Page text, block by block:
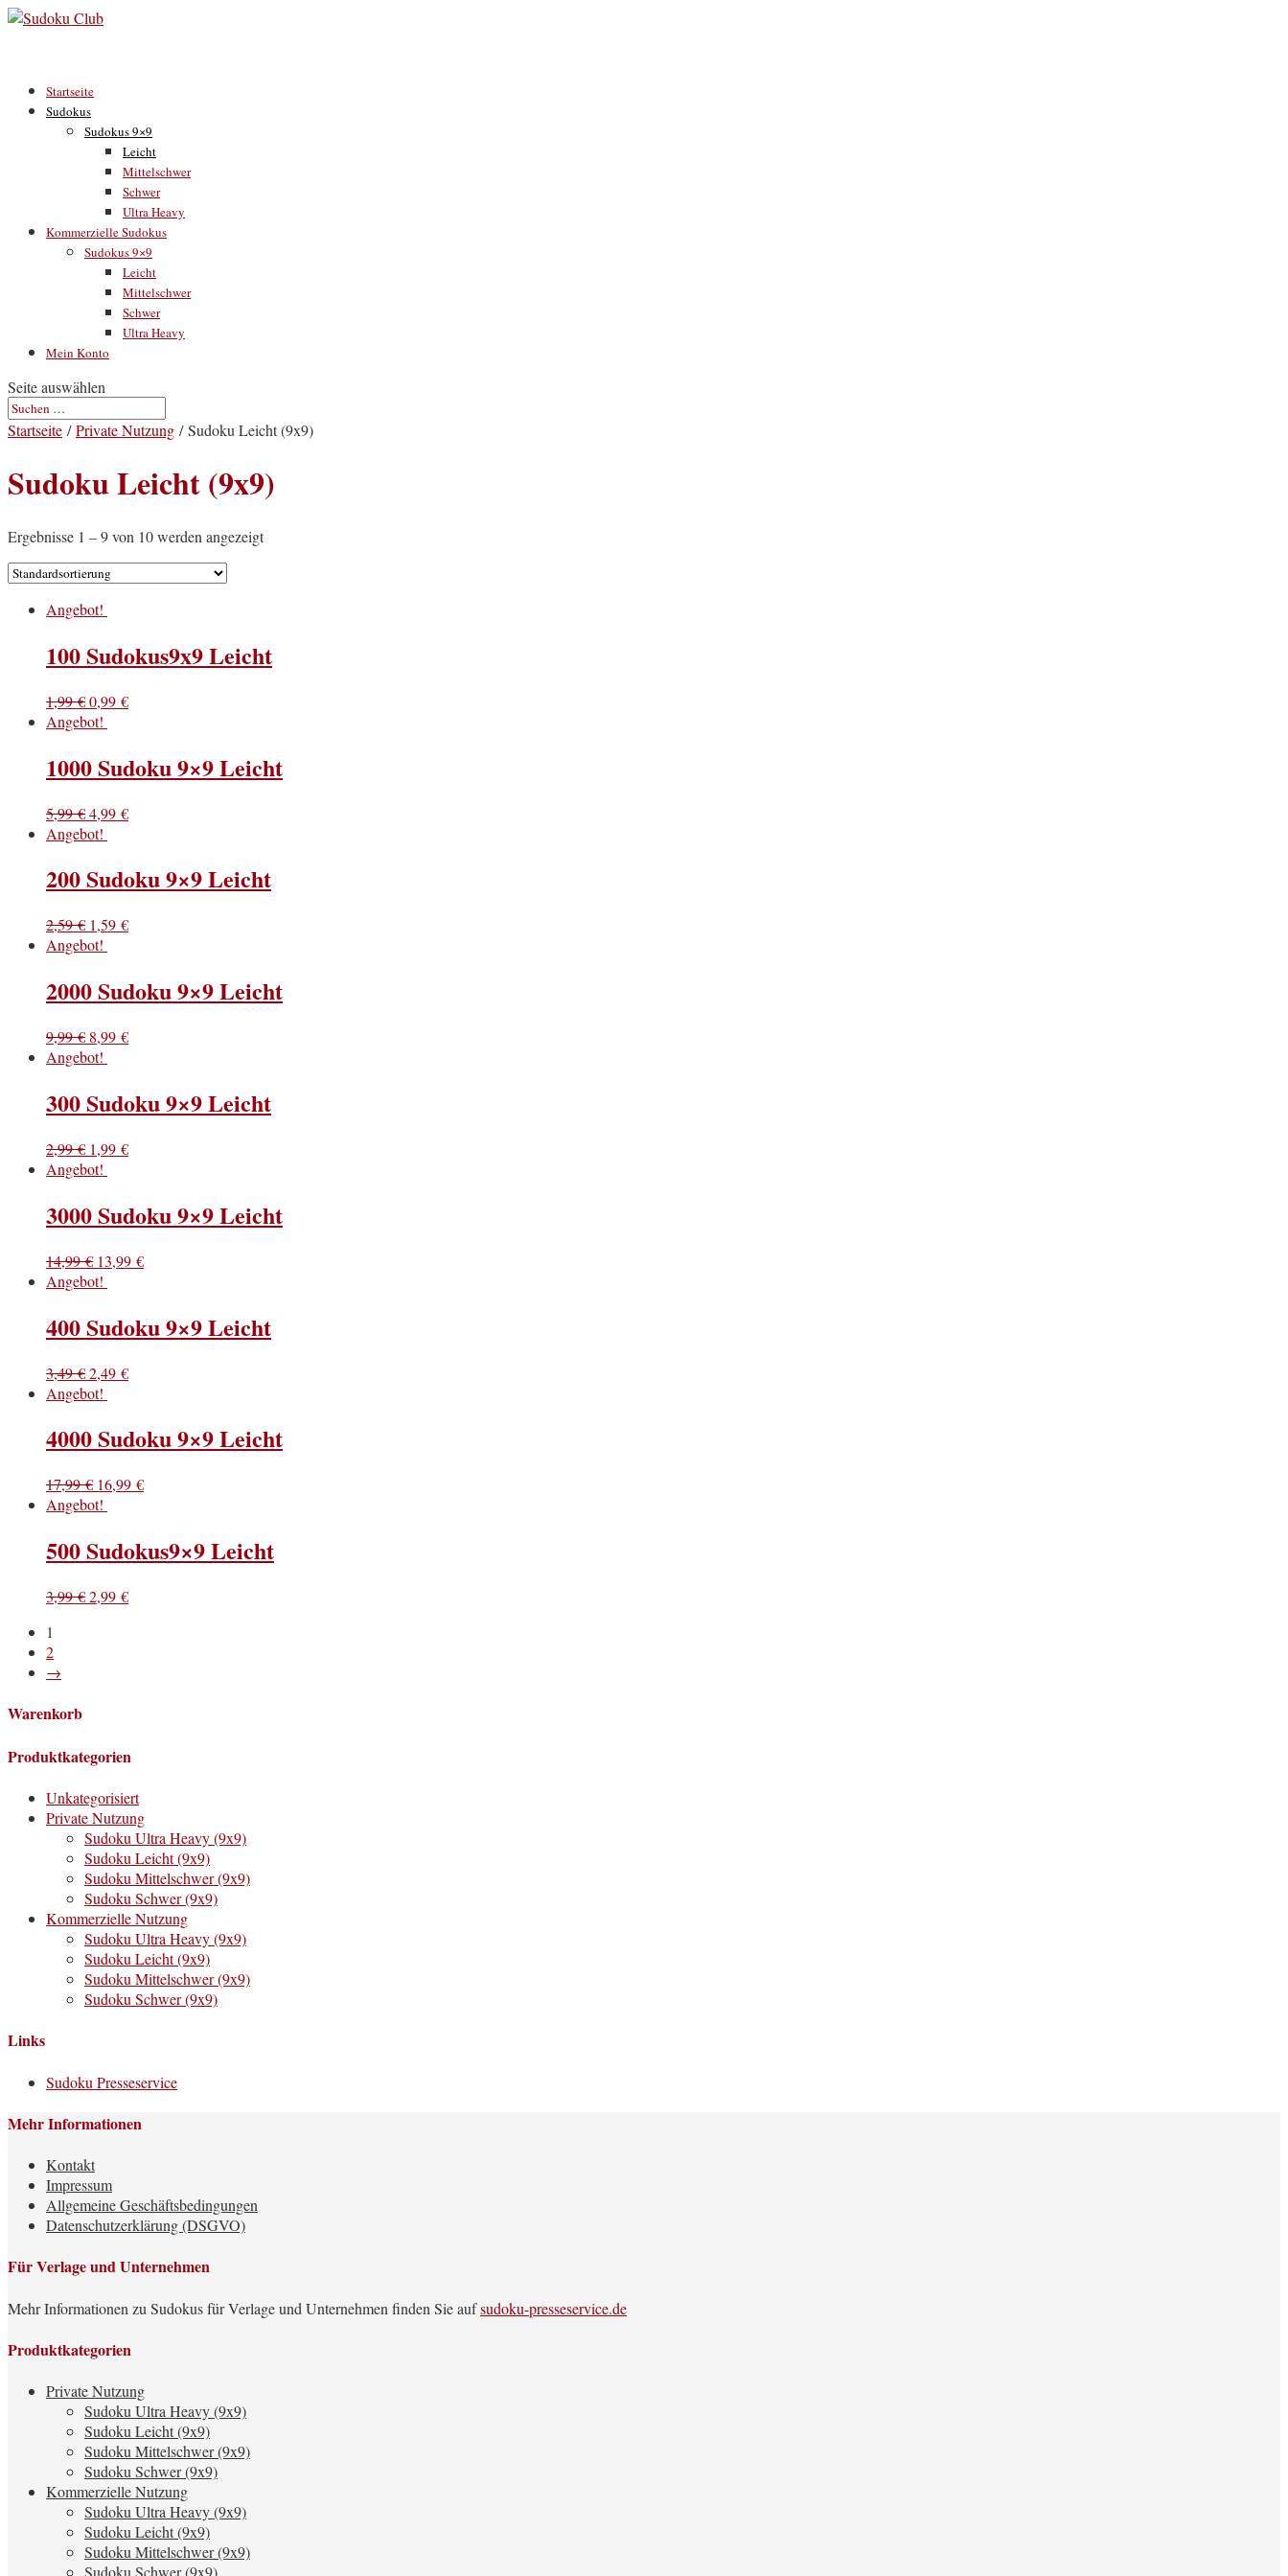
Startseite
Sudokus
Sudokus 9×9
Leicht
Mittelschwer
Schwer
Ultra Heavy
Kommerzielle Sudokus
Sudokus 9×9
Leicht
Mittelschwer
Schwer
Ultra Heavy
Mein Konto
Seite auswählen
Startseite /Private Nutzung / Sudoku Leicht (9x9)
Sudoku Leicht (9x9)
Ergebnisse 1 – 9 von 10 werden angezeigt
Angebot!
100 Sudokus9x9 Leicht
1,99€0,99 €
Angebot!
1000 Sudoku 9×9 Leicht
5,99€4,99 €
Angebot!
200 Sudoku 9×9 Leicht
2,59€ 1,59 €
Angebot!
2000 Sudoku 9×9 Leicht
9,99€ 8,99 €
Angebot!
300 Sudoku 9×9 Leicht
2,99€ 1,99 €
Angebot!
3000 Sudoku 9×9 Leicht
14,99€ 13,99 €
Angebot!
400 Sudoku 9×9 Leicht
3,49€2,49 €
Angebot!
4000 Sudoku 9×9 Leicht
17,99€ 16,99 €
Angebot!
500 Sudokus9×9 Leicht
3,99€2,99 €
1
2
→
Warenkorb
Produktkategorien
Unkategorisiert
Private Nutzung
Sudoku Ultra Heavy (9x9)
Sudoku Leicht (9x9)
Sudoku Mittelschwer (9x9)
Sudoku Schwer (9x9)
Kommerzielle Nutzung
Sudoku Ultra Heavy (9x9)
Sudoku Leicht (9x9)
Sudoku Mittelschwer (9x9)
Sudoku Schwer (9x9)
Links
Sudoku Presseservice
Mehr Informationen
Kontakt
Impressum
Allgemeine Geschäftsbedingungen
Datenschutzerklärung (DSGVO)
Für Verlage und Unternehmen
Mehr Informationen zu Sudokus für Verlage und Unternehmen finden Sie aufsudoku-presseservice.de
Produktkategorien
Private Nutzung
Sudoku Ultra Heavy (9x9)
Sudoku Leicht (9x9)
Sudoku Mittelschwer (9x9)
Sudoku Schwer (9x9)
Kommerzielle Nutzung
Sudoku Ultra Heavy (9x9)
Sudoku Leicht (9x9)
Sudoku Mittelschwer (9x9)
Sudoku Schwer (9x9)